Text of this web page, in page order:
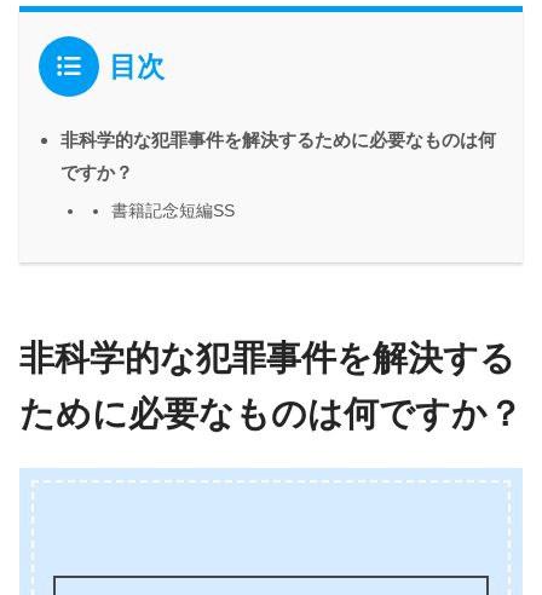
目次
非科学的な犯罪事件を解決するために必要なものは何
ですか？
書籍記念短編SS
非科学的な犯罪事件を解決する
ために必要なものは何ですか？